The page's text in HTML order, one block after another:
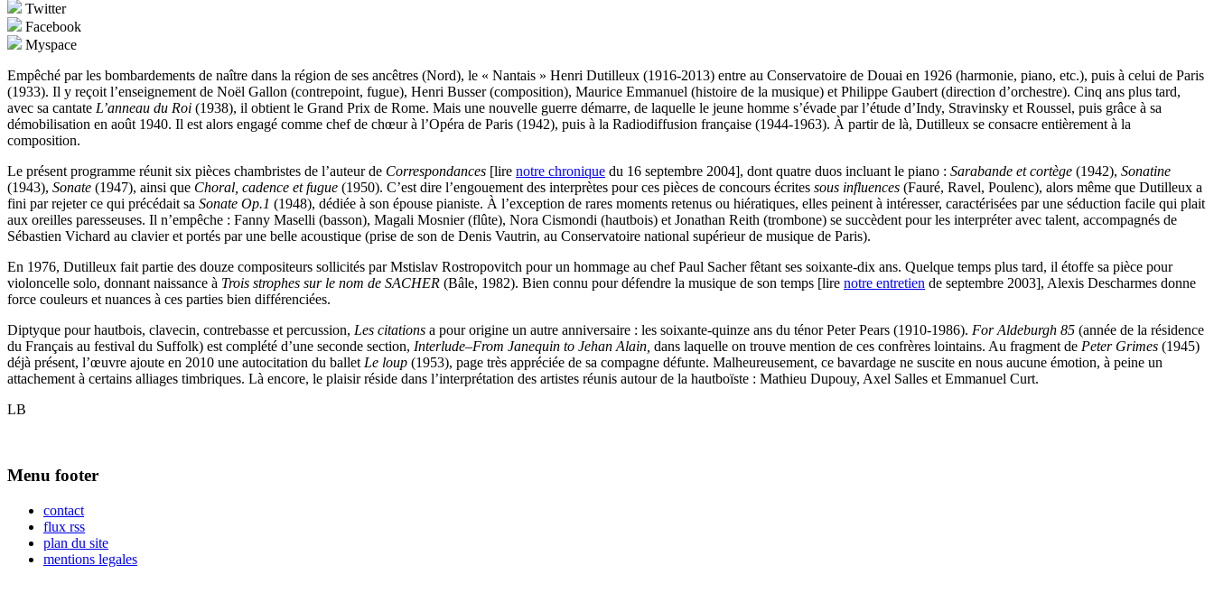
Twitter
Facebook
Myspace
Empêché par les bombardements de naître dans la région de ses ancêtres (Nord), le « Nantais » Henri Dutilleux (1916-2013) entre au Conservatoire de Douai en 1926 (harmonie, piano, etc.), puis à celui de Paris
(1933). Il y reçoit l’enseignement de Noël Gallon (contrepoint, fugue), Henri Busser (composition), Maurice Emmanuel (histoire de la musique) et Philippe Gaubert (direction d’orchestre). Cinq ans plus tard,
avec sa cantate L’anneau du Roi (1938), il obtient le Grand Prix de Rome. Mais une nouvelle guerre démarre, de laquelle le jeune homme s’évade par l’étude d’Indy, Stravinsky et Roussel, puis grâce à sa
démobilisation en août 1940. Il est alors engagé comme chef de chœur à l’Opéra de Paris (1942), puis à la Radiodiffusion française (1944-1963). À partir de là, Dutilleux se consacre entièrement à la
composition.
Le présent programme réunit six pièces chambristes de l’auteur de Correspondances [lire notre chronique du 16 septembre 2004], dont quatre duos incluant le piano : Sarabande et cortège (1942), Sonatine
(1943), Sonate (1947), ainsi que Choral, cadence et fugue (1950). C’est dire l’engouement des interprètes pour ces pièces de concours écrites sous influences (Fauré, Ravel, Poulenc), alors même que Dutilleux a
fini par rejeter ce qui précédait sa Sonate Op.1 (1948), dédiée à son épouse pianiste. À l’exception de rares moments retenus ou hiératiques, elles peinent à intéresser, caractérisées par une séduction facile qui plait
aux oreilles paresseuses. Il n’empêche : Fanny Maselli (basson), Magali Mosnier (flûte), Nora Cismondi (hautbois) et Jonathan Reith (trombone) se succèdent pour les interpréter avec talent, accompagnés de
Sébastien Vichard au clavier et portés par une belle acoustique (prise de son de Denis Vautrin, au Conservatoire national supérieur de musique de Paris).
En 1976, Dutilleux fait partie des douze compositeurs sollicités par Mstislav Rostropovitch pour un hommage au chef Paul Sacher fêtant ses soixante-dix ans. Quelque temps plus tard, il étoffe sa pièce pour
violoncelle solo, donnant naissance à Trois strophes sur le nom de SACHER (Bâle, 1982). Bien connu pour défendre la musique de son temps [lire notre entretien de septembre 2003], Alexis Descharmes donne
force couleurs et nuances à ces parties bien différenciées.
Diptyque pour hautbois, clavecin, contrebasse et percussion, Les citations a pour origine un autre anniversaire : les soixante-quinze ans du ténor Peter Pears (1910-1986). For Aldeburgh 85 (année de la résidence
du Français au festival du Suffolk) est complété d’une seconde section, Interlude–From Janequin to Jehan Alain, dans laquelle on trouve mention de ces confrères lointains. Au fragment de Peter Grimes (1945)
déjà présent, l’œuvre ajoute en 2010 une autocitation du ballet Le loup (1953), page très appréciée de sa compagne défunte. Malheureusement, ce bavardage ne suscite en nous aucune émotion, à peine un
attachement à certains alliages timbriques. Là encore, le plaisir réside dans l’interprétation des artistes réunis autour de la hautboïste : Mathieu Dupouy, Axel Salles et Emmanuel Curt.
LB
Menu footer
contact
flux rss
plan du site
mentions legales